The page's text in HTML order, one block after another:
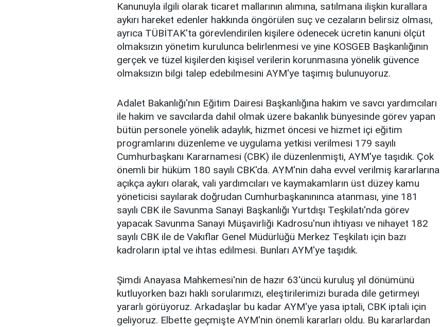
Kanunuyla ilgili olarak ticaret mallarının alımına, satılmana ilişkin kurallara
aykırı hareket edenler hakkında öngörülen suç ve cezaların belirsiz olması,
ayrıca TÜBİTAK'ta görevlendirilen kişilere ödenecek ücretin kanuni ölçüt
olmaksızın yönetim kurulunca belirlenmesi ve yine KOSGEB Başkanlığının
gerçek ve tüzel kişilerden kişisel verilerin korunmasına yönelik güvence
olmaksızın bilgi talep edebilmesini AYM'ye taşımış bulunuyoruz.
Adalet Bakanlığı'nın Eğitim Dairesi Başkanlığına hakim ve savcı yardımcıları
ile hakim ve savcılarda dahil olmak üzere bakanlık bünyesinde görev yapan
bütün personele yönelik adaylık, hizmet öncesi ve hizmet içi eğitim
programlarını düzenleme ve uygulama yetkisi verilmesi 179 sayılı
Cumhurbaşkanı Kararnamesi (CBK) ile düzenlenmişti, AYM'ye taşıdık. Çok
önemli bir hüküm 180 sayılı CBK'da. AYM'nin daha evvel verilmiş kararlarına
açıkça aykırı olarak, vali yardımcıları ve kaymakamların üst düzey kamu
yöneticisi sayılarak doğrudan Cumhurbaşkanınınca atanması, yine 181
sayılı CBK ile Savunma Sanayi Başkanlığı Yurtdışı Teşkilatı'nda görev
yapacak Savunma Sanayi Müşavirliği Kadrosu'nun ihtiyası ve nihayet 182
sayılı CBK ile de Vakıflar Genel Müdürlüğü Merkez Teşkilatı için bazı
kadroların iptal ve ihtas edilmesi. Bunları AYM'ye taşıdık.
Şimdi Anayasa Mahkemesi'nin de hazır 63'üncü kuruluş yıl dönümünü
kutluyorken bazı haklı sorularımızı, eleştirilerimizi burada dile getirmeyi
yararlı görüyoruz. Arkadaşlar bu kadar AYM'ye yasa iptali, CBK iptali için
geliyoruz. Elbette geçmişte AYM'nin önemli kararları oldu. Bu kararlardan